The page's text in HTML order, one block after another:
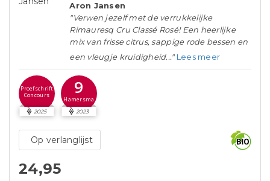
Aron Jansen
"Verwen jezelf met de verrukkelijke
Rimauresq Cru Classé Rosé! Een heerlijke
mix van frisse citrus, sappige rode bessen en
een vleugje kruidigheid..." Lees meer
Proefschrift
Concours
2025
9
Hamersma
2023
Op verlanglijst
24,95